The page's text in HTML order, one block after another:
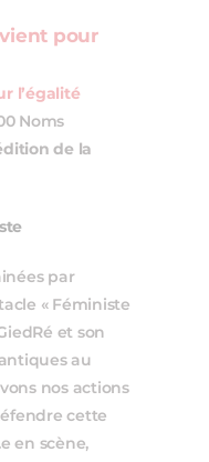
pour
l’égalité
Noms
de la
par
« Féministe
et son
au
nos actions
cette
en scène,